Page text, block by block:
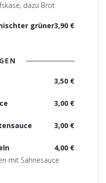
dazu Brot
3,90 €
grüner
3,50 €
3,00 €
3,00 €
4,00 €
mit Sahnesauce